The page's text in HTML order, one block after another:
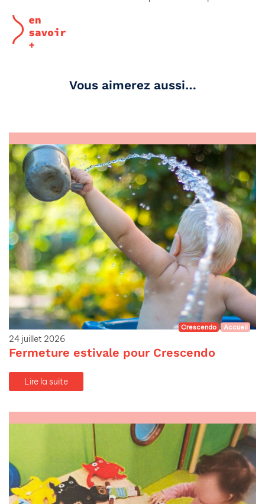
Vous aimerez aussi…
Crescendo Accueil
24 juillet 2026
Fermeture estivale pour Crescendo
Lire la suite